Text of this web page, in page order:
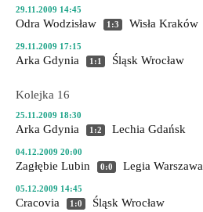
29.11.2009 14:45
Odra Wodzisław 1:3 Wisła Kraków
29.11.2009 17:15
Arka Gdynia 1:1 Śląsk Wrocław
Kolejka 16
25.11.2009 18:30
Arka Gdynia 1:2 Lechia Gdańsk
04.12.2009 20:00
Zagłębie Lubin 0:0 Legia Warszawa
05.12.2009 14:45
Cracovia 1:0 Śląsk Wrocław